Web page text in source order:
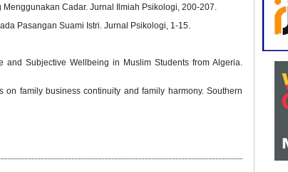
Cadar. Jurnal Ilmiah Psikologi, 200-207.
Pasangan Suami Istri. Jurnal Psikologi, 1-15.
Subjective Wellbeing in Muslim Students from Algeria.
family business continuity and family harmony. Southern